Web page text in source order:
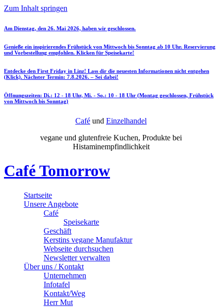
Zum Inhalt springen
Am Dienstag, den 26. Mai 2026, haben wir geschlossen.
Genieße ein inspirierendes Frühstück von Mittwoch bis Sonntag ab 10 Uhr. Reservierung
und Vorbestellung empfohlen. Klicken für Speisekarte!
Entdecke den First Friday in Linz! Lass dir die neuesten Informationen nicht entgehen
(Klick). Nächster Termin: 7.8.2026. – Sei dabei!
Öffnungszeiten: Di.: 12 - 18 Uhr, Mi. - So.: 10 - 18 Uhr (Montag geschlossen, Frühstück
von Mittwoch bis Sonntag)
Café und Einzelhandel
vegane und glutenfreie Kuchen, Produkte bei
Histaminempfindlichkeit
Café Tomorrow
Startseite
Unsere Angebote
Café
Speisekarte
Geschäft
Kerstins vegane Manufaktur
Webseite durchsuchen
Newsletter verwalten
Über uns / Kontakt
Unternehmen
Infotafel
Kontakt/Weg
Herr Mut